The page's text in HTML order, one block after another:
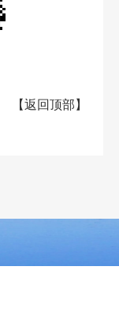
【返回顶部 】